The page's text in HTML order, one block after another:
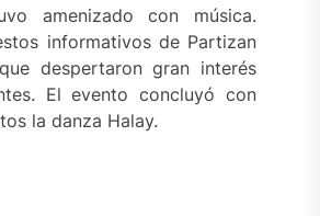
amenizado con música.
informativos de Partizan
despertaron gran interés
El evento concluyó con
la danza Halay.